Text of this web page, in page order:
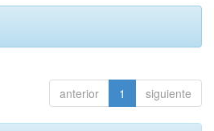
anterior 1 siguiente